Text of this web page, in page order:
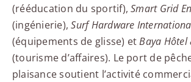
(rééducation du sportif),Smart Grid
(ingénierie),Surf Hardware
(équipements de glisse) etBaya Hôtel
(tourisme d’affaires). Le port de
plaisance soutient l’activité